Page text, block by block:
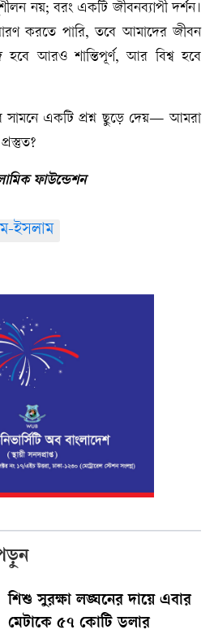
নয়; বরং একটি জীবনব্যাপী দর্শন।
করতে পারি, তবে আমাদের জীবন
আরও শান্তিপূর্ণ, আর বিশ্ব হবে
একটি প্রশ্ন ছুড়ে দেয়— আমরা
ফাউন্ডেশন
ইসলাম
শিশু সুরক্ষা লঙ্ঘনের দায়ে এবার
মেটাকে ৫৭ কোটি ডলার